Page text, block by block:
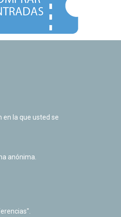
Política de cookies
a información pública
la que usted se
anónima.